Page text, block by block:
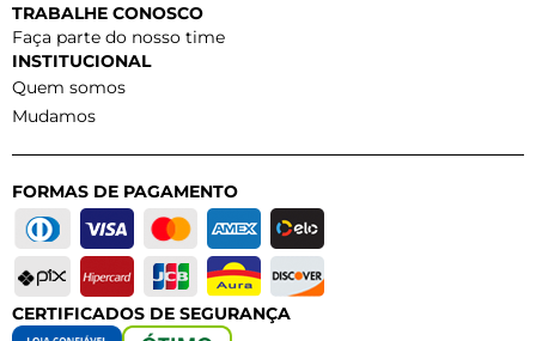
TRABALHE CONOSCO
Faça parte do nosso time
INSTITUCIONAL
Quem somos
Mudamos
FORMAS DE PAGAMENTO
CERTIFICADOS DE SEGURANÇA